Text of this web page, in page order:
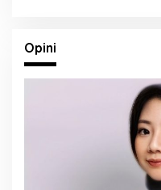
Opini